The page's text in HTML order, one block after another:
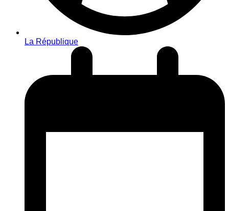
La République